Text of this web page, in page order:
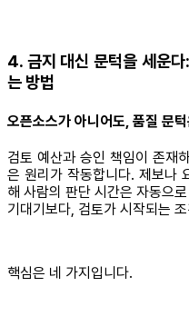
4. 금지 대신 문턱을 세운
는 방법
오픈소스가 아니어도, 품질 문
검토 예산과 승인 책임이 존재
은 원리가 작동합니다. 제보나
해 사람의 판단 시간은 자동으
기대기보다, 검토가 시작되는
핵심은 네 가지입니다.